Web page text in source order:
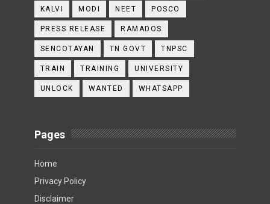
KALVI MODI NEET POSCO
PRESS RELEASE RAMADOS
SENCOTAYAN TN GOVT TNPSC
TRAIN TRAINING UNIVERSITY
UNLOCK WANTED WHATSAPP
Pages
Home
Privacy Policy
Disclaimer